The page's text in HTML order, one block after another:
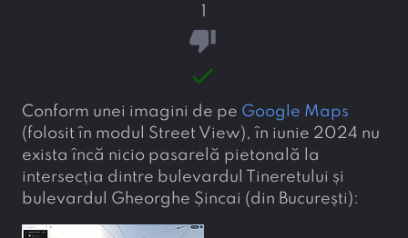
thumb_down
done
Conform unei imagini de pe Google Maps
(folosit în modul Street View), în iunie 2024 nu
exista încă nicio pasarelă pietonală la
intersecția dintre bulevardul Tineretului și
bulevardul Gheorghe Șincai (din București):